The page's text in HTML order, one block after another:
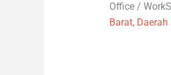
Office /
Barat,